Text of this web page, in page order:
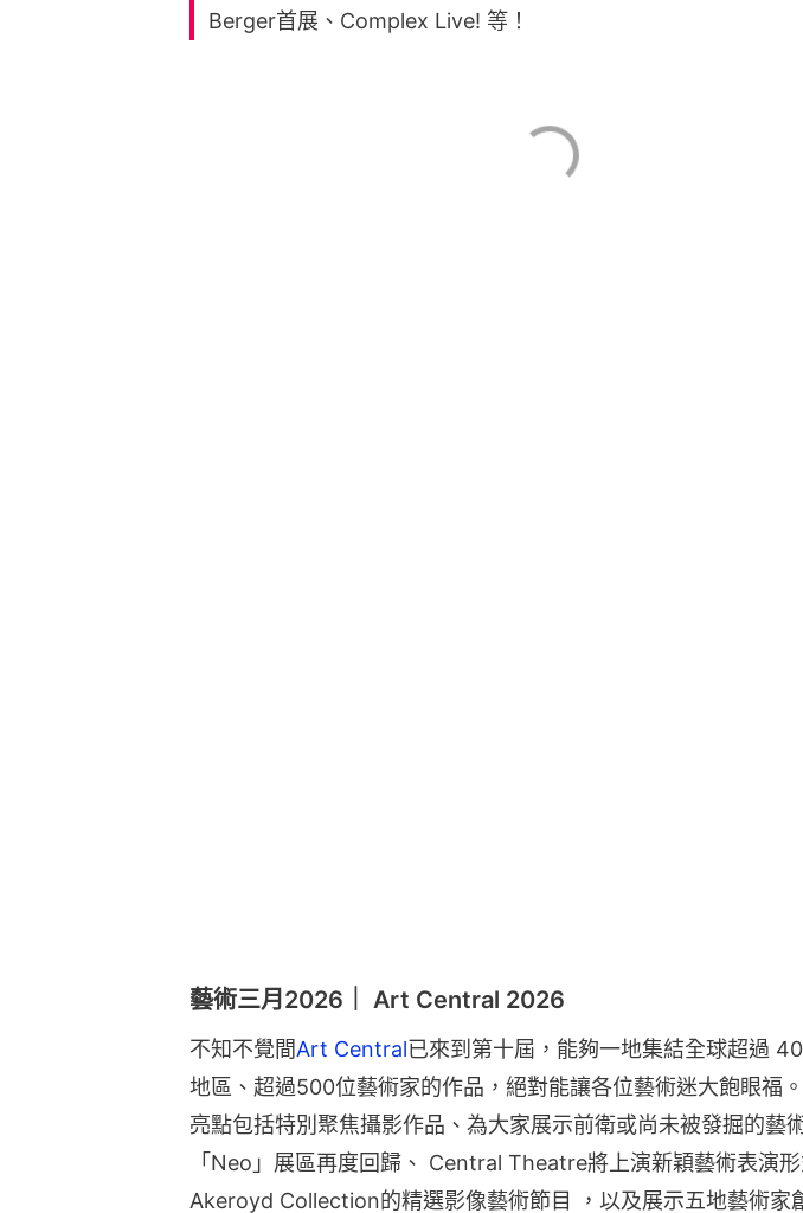
Berger首展、Complex Live! 等！
藝術三月2026｜ Art Central 2026
不知不覺間Art Central已來到第十屆，能夠一地集結全球超過
地區、超過500位藝術家的作品，絕對能讓各位藝術迷大飽眼福
亮點包括特別聚焦攝影作品、為大家展示前衛或尚未被發掘的藝
「Neo」展區再度回歸、 Central Theatre將上演新穎藝術表演
Akeroyd Collection的精選影像藝術節目 ，以及展示五地藝術家